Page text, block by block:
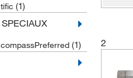
(1)
(1)
2